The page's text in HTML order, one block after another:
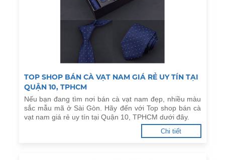
TOP SHOP BÁN CÀ VẠT NAM GIÁ RẺ UY TÍN TẠI
QUẬN 10, TPHCM
Nếu bạn đang tìm nơi bán cà vạt nam đẹp, nhiều màu
sắc mẫu mã ở Sài Gòn. Hãy đến với Top shop bán cà
vạt nam giá rẻ uy tín tại Quận 10, TPHCM dưới đây.
Chi tiết